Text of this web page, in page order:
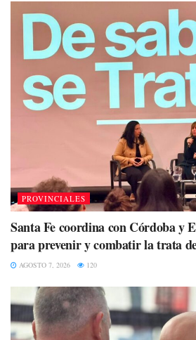
PROVINCIALES
Santa Fe coordina con Córdoba y
para prevenir y combatir la trata
AGOSTO 7, 2026 120